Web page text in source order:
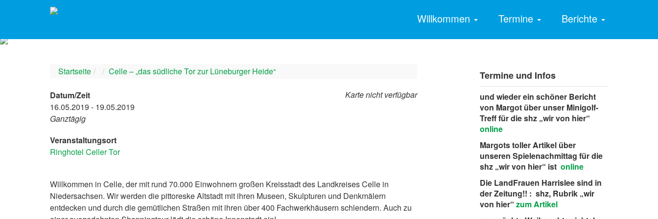
Willkommen Termine Berichte
Startseite Celle – „das südliche Tor zur Lüneburger Heide“
Karte nicht verfügbar
Datum/Zeit
16.05.2019 - 19.05.2019
Ganztägig
Veranstaltungsort
Ringhotel Celler Tor
Willkommen in Celle, der mit rund 70.000 Einwohnern großen Kreisstadt des Landkreises Celle in
Niedersachsen. Wir werden die pittoreske Altstadt mit ihren Museen, Skulpturen und Denkmälern
entdecken und durch die gemütlichen Straßen mit ihren über 400 Fachwerkhäusern schlendern. Auch zu
Termine und Infos
und wieder ein schöner Bericht
von Margot über unser Minigolf-
Treff für die shz „wir von hier“
online
Margots toller Artikel über
unseren Spielenachmittag für die
shz „wir von hier“ ist online
Die LandFrauen Harrislee sind in
der Zeitung!! : shz, Rubrik „wir
von hier“ zum Artikel